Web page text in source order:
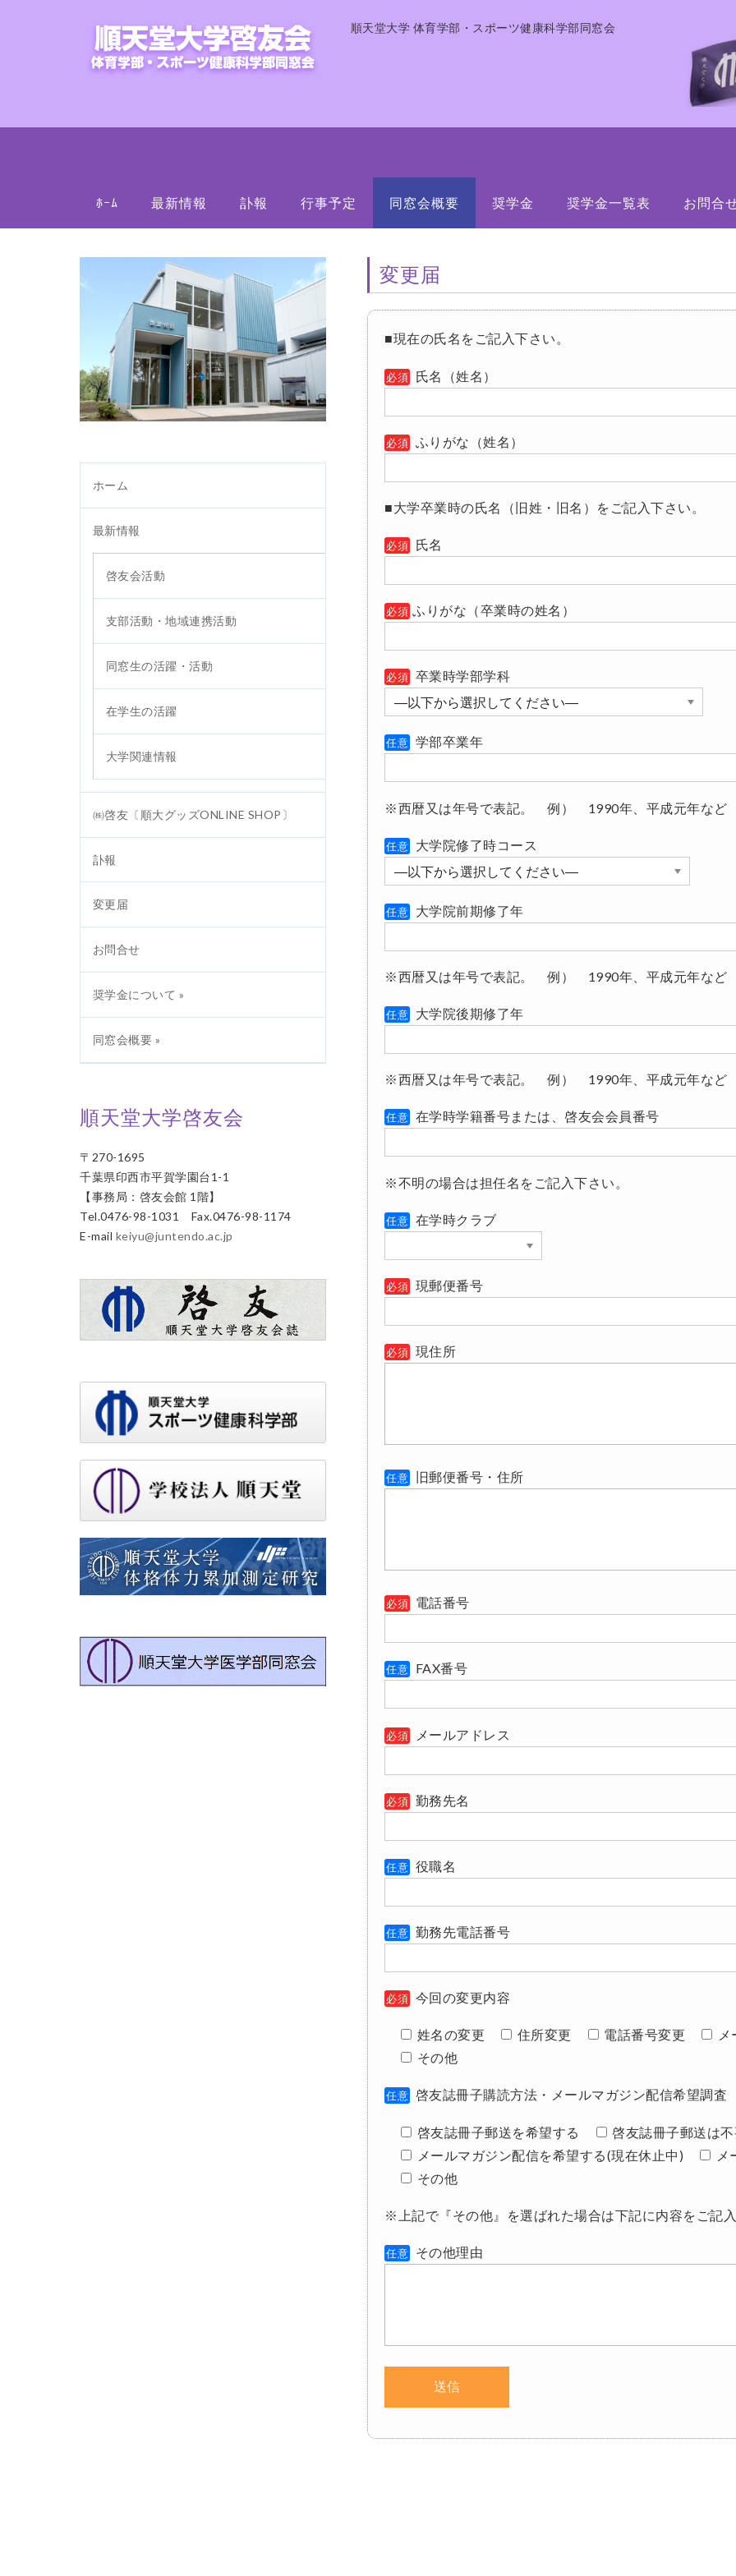
順天堂大学 体育学部・スポーツ健康科学部同窓会
ﾎｰﾑ 最新情報 訃報 行事予定 同窓会概要 奨学金 奨学金一覧表 お問合
変更届
■現在の氏名をご記入下さい。
必須 氏名（姓名）
必須 ふりがな（姓名）
■大学卒業時の氏名（旧姓・旧名）をご記入下さい。
必須 氏名
必須 ふりがな（卒業時の姓名）
必須 卒業時学部学科
任意 学部卒業年
※西暦又は年号で表記。 例） 1990年、平成元年など
任意 大学院修了時コース
任意
大学院前期修了年
※西暦又は年号で表記。 例） 1990年、平成元年など
任意
大学院後期修了年
※西暦又は年号で表記。 例） 1990年、平成元年など
任意 在学時学籍番号または、啓友会会員番号
※不明の場合は担任名をご記入下さい。
任意 在学時クラブ
必須 現郵便番号
必須 現住所
任意 旧郵便番号・住所
必須 電話番号
任意 FAX番号
必須 メールアドレス
必須 勤務先名
任意 役職名
任意 勤務先電話番号
必須 今回の変更内容
姓名の変更 住所変更 電話番号変更
その他
任意 啓友誌冊子購読方法・メールマガジン配信希望調査
啓友誌冊子郵送を希望する
啓友誌冊子郵送は
メールマガジン配信を希望する(現在休止中)
その他
※上記で『その他』を選ばれた場合は下記に内容をご記入
任意 その他理由
ホーム
最新情報
啓友会活動
支部活動・地域連携活動
同窓生の活躍・活動
在学生の活躍
大学関連情報
㈱啓友〔順大グッズONLINE SHOP〕
訃報
変更届
お問合せ
奨学金について »
同窓会概要 »
順天堂大学啓友会
〒270-1695
千葉県印西市平賀学園台1-1
【事務局：啓友会館 1階】
Tel.0476-98-1031 Fax.0476-98-1174
E-mail keiyu@juntendo.ac.jp